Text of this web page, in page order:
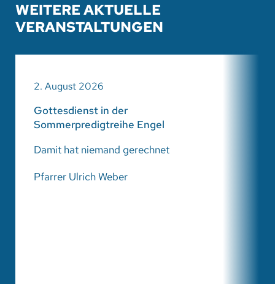
WEITERE AKTUELLE
VERANSTALTUNGEN
2. August 2026
Gottesdienst in der
Sommerpredigtreihe Engel
Damit hat niemand gerechnet
Pfarrer Ulrich Weber